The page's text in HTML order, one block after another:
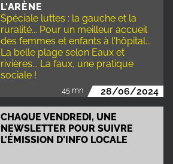
L'ARÈNE
Spéciale luttes : la gauche et la
ruralité... Pour un meilleur accueil
des femmes et enfants à l'hôpital...
La belle plage selon Eaux et
rivières... La faux, une pratique
sociale !
45 mn 28/06/2024
CHAQUE VENDREDI, UNE
NEWSLETTER POUR SUIVRE
L'ÉMISSION D'INFO LOCALE